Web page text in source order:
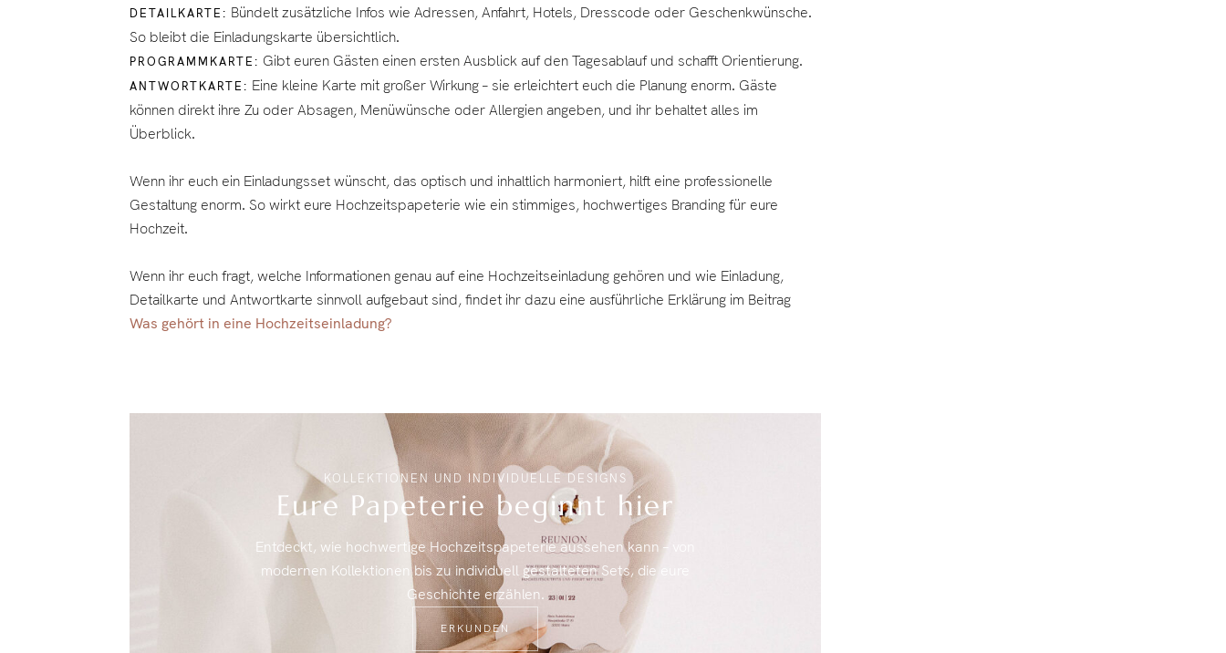
DETAILKARTE: Bündelt zusätzliche Infos wie Adressen, Anfahrt, Hotels, Dresscode oder Geschenkwünsche.
So bleibt die Einladungskarte übersichtlich.
PROGRAMMKARTE: Gibt euren Gästen einen ersten Ausblick auf den Tagesablauf und schafft Orientierung.
ANTWORTKARTE: Eine kleine Karte mit großer Wirkung – sie erleichtert euch die Planung enorm. Gäste
können direkt ihre Zu oder Absagen, Menüwünsche oder Allergien angeben, und ihr behaltet alles im
Überblick.
Wenn ihr euch ein Einladungsset wünscht, das optisch und inhaltlich harmoniert, hilft eine professionelle
Gestaltung enorm. So wirkt eure Hochzeitspapeterie wie ein stimmiges, hochwertiges Branding für eure
Hochzeit.
Wenn ihr euch fragt, welche Informationen genau auf eine Hochzeitseinladung gehören und wie Einladung,
Detailkarte und Antwortkarte sinnvoll aufgebaut sind, findet ihr dazu eine ausführliche Erklärung im Beitrag
Was gehört in eine Hochzeitseinladung?
KOLLEKTIONEN UND INDIVIDUELLE DESIGNS
Eure Papeterie beginnt hier
Entdeckt, wie hochwertige Hochzeitspapeterie aussehen kann – von
modernen Kollektionen bis zu individuell gestalteten Sets, die eure
Geschichte erzählen.
ERKUNDEN